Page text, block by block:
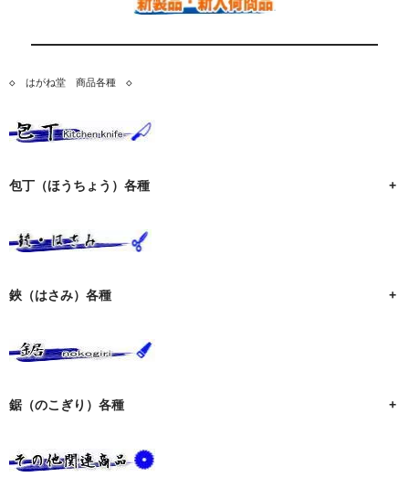
◇　はがね堂　商品各種　◇
包丁（ほうちょう）各種 +
鋏（はさみ）各種 +
鋸（のこぎり）各種 +